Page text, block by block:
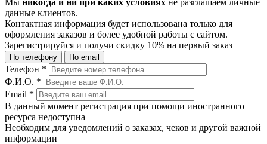
Мы никогда и ни при каких условиях не разглашаем личные
данные клиентов.
Контактная информация будет использована только для
оформления заказов и более удобной работы с сайтом.
Зарегистрируйся и получи скидку 10% на первый заказ
По телефону По email
Телефон *
Ф.И.О. *
Email *
В данный момент регистрация при помощи иностранного
ресурса недоступна
Необходим для уведомлений о заказах, чеков и другой важной
информации